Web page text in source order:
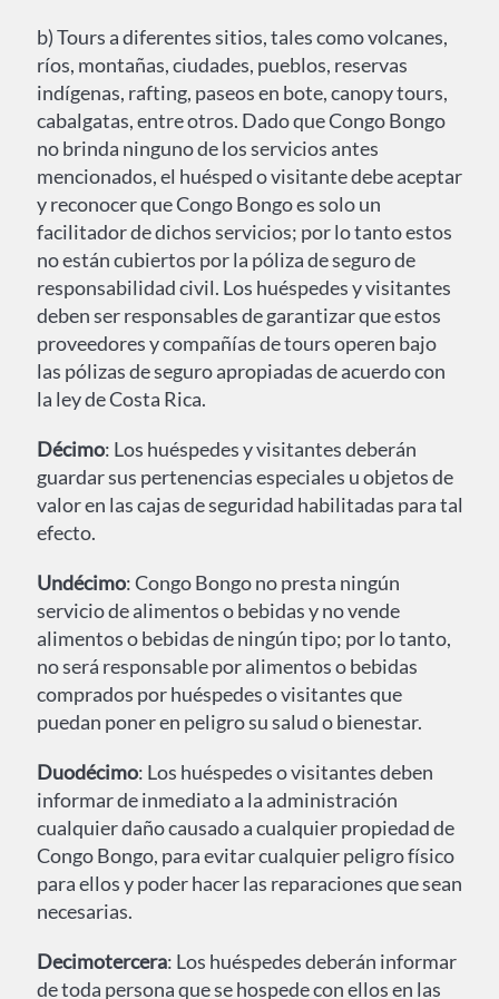
b) Tours a diferentes sitios, tales como volcanes,
ríos, montañas, ciudades, pueblos, reservas
indígenas, rafting, paseos en bote, canopy tours,
cabalgatas, entre otros. Dado que Congo Bongo
no brinda ninguno de los servicios antes
mencionados, el huésped o visitante debe aceptar
y reconocer que Congo Bongo es solo un
facilitador de dichos servicios; por lo tanto estos
no están cubiertos por la póliza de seguro de
responsabilidad civil. Los huéspedes y visitantes
deben ser responsables de garantizar que estos
proveedores y compañías de tours operen bajo
las pólizas de seguro apropiadas de acuerdo con
la ley de Costa Rica.
Décimo: Los huéspedes y visitantes deberán
guardar sus pertenencias especiales u objetos de
valor en las cajas de seguridad habilitadas para tal
efecto.
Undécimo: Congo Bongo no presta ningún
servicio de alimentos o bebidas y no vende
alimentos o bebidas de ningún tipo; por lo tanto,
no será responsable por alimentos o bebidas
comprados por huéspedes o visitantes que
puedan poner en peligro su salud o bienestar.
Duodécimo: Los huéspedes o visitantes deben
informar de inmediato a la administración
cualquier daño causado a cualquier propiedad de
Congo Bongo, para evitar cualquier peligro físico
para ellos y poder hacer las reparaciones que sean
necesarias.
Decimotercera: Los huéspedes deberán informar
de toda persona que se hospede con ellos en las